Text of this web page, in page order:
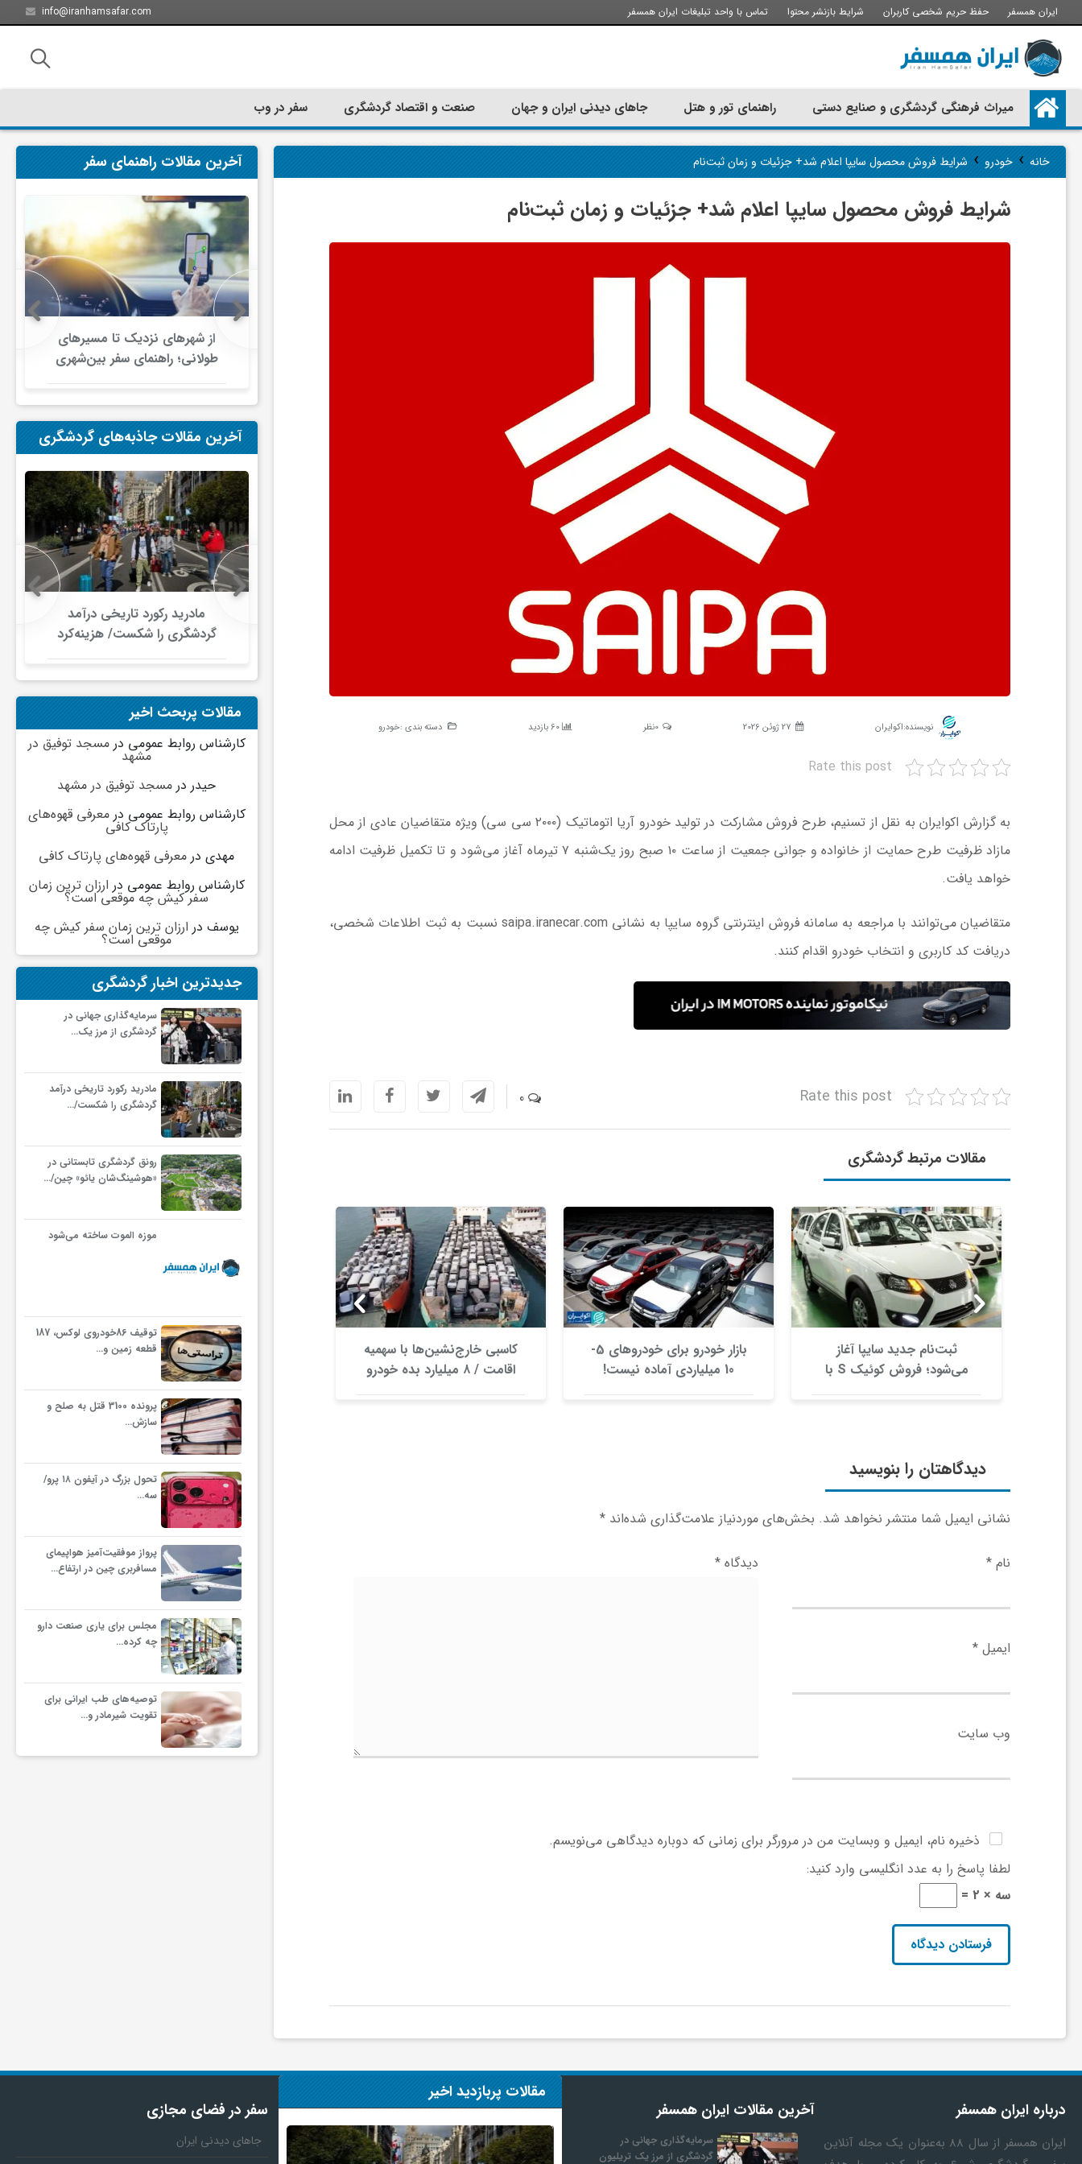
ایران همسفر حفظ حریم شخصی کاربران شرایط بازنشر محتوا تماس با واحد تبلیغات ایران همسفر info@iranhamsafar.com
م
ی
ل
ج
میراث فرهنگی گردشگری و صنایع دستی راهنمای تور و هتل جاهای دیدنی ایران و جهان صنعت و اقتصاد گردشگری سفر در وب
خانه›خودرو›شرایط فروش محصول سایپا اعلام شد+ جزئیات و زمان ثبت‌نام
شرایط فروش محصول سایپا اعلام شد+ جزئیات و زمان ثبت‌نام
نویسنده:اکوایران 27 ژوئن 2026 0نظر 60 بازدید دسته بندی :خودرو
Rate this post
به گزارش اکوایران به نقل از تسنیم، طرح فروش مشارکت در تولید خودرو آریا اتوماتیک (۲۰۰۰ سی سی) ویژه متقاضیان عادی از محل
مازاد ظرفیت طرح حمایت از خانواده و جوانی جمعیت از ساعت ۱۰ صبح روز یک‌شنبه ۷ تیرماه آغاز می‌شود و تا تکمیل ظرفیت ادامه
خواهد یافت.
متقاضیان می‌توانند با مراجعه به سامانه فروش اینترنتی گروه سایپا به نشانی saipa.iranecar.com نسبت به ثبت اطلاعات شخصی،
دریافت کد کاربری و انتخاب خودرو اقدام کنند.
Rate this post
0
مقالات مرتبط گردشگری
ثبت‌نام جدید سایپا آغاز
می‌شود؛ فروش کوئیک S با
پیش‌پرداخت ۵۰۰ میلیونی
بازار خودرو برای خودروهای 5-
10 میلیاردی آماده نیست!
کاسبی خارج‌نشین‌ها با سهمیه
اقامت / ۸ میلیارد بده خودرو
وارد کن!
افت 24 درصدی تولید خودرو
در کشور
دیدگاهتان را بنویسید
نشانی ایمیل شما منتشر نخواهد شد. بخش‌های موردنیاز علامت‌گذاری شده‌اند *
دیدگاه* نام *
ایمیل *
وب‌ سایت
ذخیره نام، ایمیل و وبسایت من در مرورگر برای زمانی که دوباره دیدگاهی می‌نویسم.
لطفا پاسخ را به عدد انگلیسی وارد کنید:
سه × 2 =
آخرین مقالات راهنمای سفر
تجربه سفر با اتوبوس به استانبول؛
راهنمای سفرکامل
از شهرهای نزدیک تا مسیرهای
طولانی؛ راهنمای سفر بین‌شهری
در ایران
آخرین مقالات جاذبه‌های گردشگری
مسجد توفیق در مشهد
تضمین می‌شود
مادرید رکورد تاریخی درآمد
گردشگری را شکست/ هزینه‌کرد
گردشگران خارجی از ۱۰ میلیارد
مقالات پربحث اخیر
کارشناس روابط عمومی درمسجد توفیق در
مشهد
حیدردر مسجد توفیق در مشهد
کارشناس روابط عمومی درمعرفی قهوه‌های
پارتاک کافی
مهدیدر معرفی قهوه‌های پارتاک کافی
کارشناس روابط عمومی در ارزان ترین زمان
سفر کیش چه موقعی است؟
یوسف در ارزان ترین زمان سفر کیش چه
موقعی است؟
جدیدترین اخبار گردشگری
سرمایه‌گذاری جهانی در
گردشگری از مرز یک…
مادرید رکورد تاریخی درآمد
گردشگری را شکست/…
رونق گردشگری تابستانی در
«هوشینگ‌شان یائو» چین/…
موزه الموت ساخته می‌شود
توقیف 86خودروی لوکس، 187
قطعه زمین و…
پرونده 3100 قتل به صلح و
سازش…
تحول بزرگ در آیفون ۱۸ پرو/
سه…
پرواز موفقیت‌آمیز هواپیمای
مسافربری چین در ارتفاع…
مجلس برای یاری صنعت دارو
چه کرده…
توصیه‌های طب ایرانی برای
تقویت شیرمادر و…
درباره ایران همسفر
ایران همسفر
از سال ۸۸ به‎‌عنوان یک مجله آنلاین
آخرین مقالات ایران همسفر
سرمایه‌گذاری جهانی در
گردشگری از مرز یک تریلیون
مقالات پربازدید اخیر
سفر در فضای مجازی
جاهای دیدنی ایران